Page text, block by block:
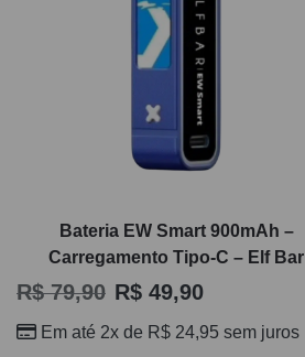
Bateria EW Smart 900mAh –
Carregamento Tipo-C – Elf Bar
R$79,90 R$ 49,90
Em até 2x de R$ 24,95 sem juros